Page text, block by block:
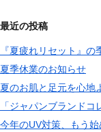
最近の投稿
『夏疲れリセット』の
夏季休業のお知らせ
夏のお肌と足元を心地
「ジャパンブランド
今年のUV対策、もう